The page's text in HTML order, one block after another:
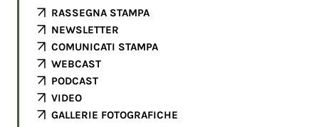
RASSEGNA STAMPA
NEWSLETTER
COMUNICATI STAMPA
WEBCAST
PODCAST
VIDEO
GALLERIE FOTOGRAFICHE